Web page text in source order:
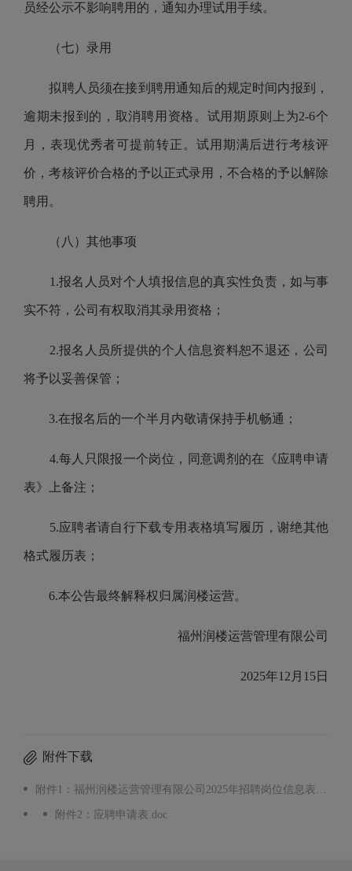
员经公示不影响聘用的，通知办理试用手续。
（七）录用
拟聘人员须在接到聘用通知后的规定时间内报到，
逾期未报到的，取消聘用资格。试用期原则 上 为2-6个
月，表现优秀者可提前转正。试用期满后进行考核评
价，考核评价合格的予以正式录用，不合格的予以解除
聘用。
（八） 其他事项
1.报名人员对个人填报信息的真实性负责，如与事
实不符，公司有权取消其录用资格；
2.报名人员所提供的个人信息资料恕不退还，公司
将予以妥善保管；
3.在报名后的一个半月内敬请保持手机畅通；
4.每人只限报一个岗位，同意调剂的在《应聘申请
表》上备注；
5.应聘者请自行下载专用表格填写履历，谢绝其他
格式履历表；
6.本公告最终解释权归属润楼运营。
福州 润楼运营管理有限公司
2025年12 月 15日
附件下载
附件1：福州润楼运营管理有限公司2025年招聘岗位信息表.xlsx
附件2：应聘申请表.doc